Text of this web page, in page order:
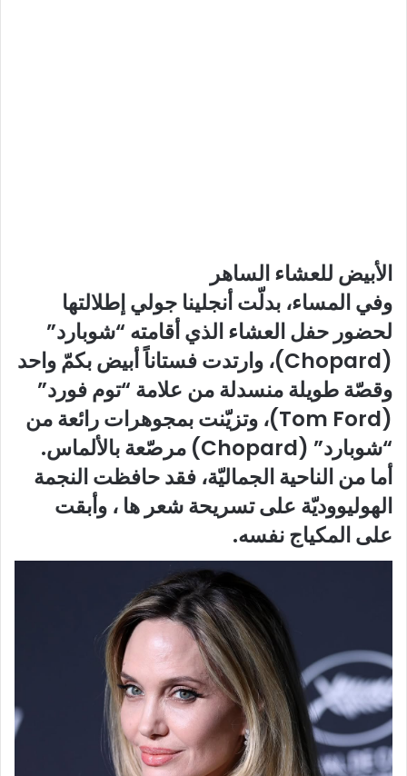
الأبيض للعشاء الساهر
وفي المساء، بدلّت أنجلينا جولي إطلالتها
لحضور حفل العشاء الذي أقامته “شوبارد”
(Chopard)، وارتدت فستاناً أبيض بكمّ واحد
وقصّة طويلة منسدلة من علامة “توم فورد”
(Tom Ford)، وتزيّنت بمجوهرات رائعة من
“شوبارد” (Chopard) مرصّعة بالألماس.
أما من الناحية الجماليّة، فقد حافظت النجمة
الهوليووديّة على تسريحة شعر ها ، وأبقت
على المكياج نفسه.